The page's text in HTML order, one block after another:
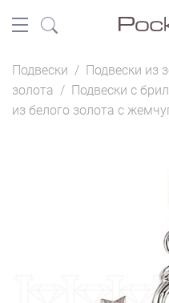
Подвески / Подвески из
золота / Подвески с
из белого золота с